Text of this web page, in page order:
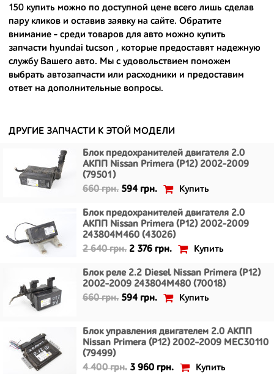
- доступные по цене;
- сняты только с автомобилей, которые ездили по превосходным
европейским и японским дорогам;
- имеют большой запас прочности и невыробатанный ресурс, и
долго прослужат вам.
150 купить можно по доступной цене всего лишь сделав
пару кликов и оставив заявку на сайте. Обратите
внимание - среди товаров для авто можно купить
запчасти hyundai tucson , которые предоставят надежную
службу Вашего авто. Мы с удовольствием поможем
выбрать автозапчасти или расходники и предоставим
ответ на дополнительные вопросы.
ДРУГИЕ ЗАПЧАСТИ К ЭТОЙ МОДЕЛИ
Блок предохранителей двигателя 2.0
АКПП Nissan Primera (P12) 2002-2009
(79501)
660 грн. 594 грн. Купить
Блок предохранителей двигателя 2.0
АКПП Nissan Primera (P12) 2002-2009
243804M460 (43026)
2 640 грн. 2 376 грн. Купить
Блок реле 2.2 Diesel Nissan Primera (P12)
2002-2009 243804M480 (70018)
660 грн. 594 грн. Купить
Блок управления двигателем 2.0 АКПП
Nissan Primera (P12) 2002-2009 MEC30110
(79499)
4 400 грн. 3 960 грн. Купить